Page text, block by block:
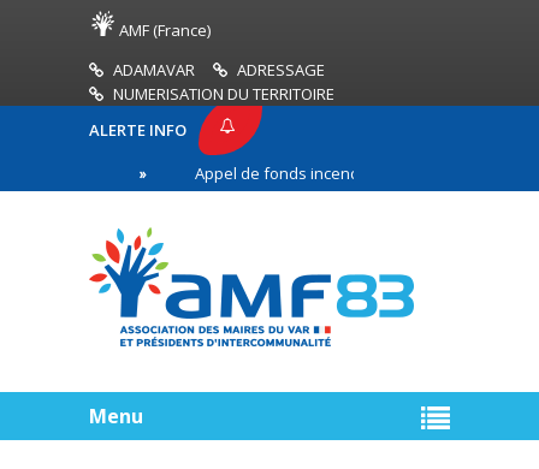
AMF (France)
ADAMAVAR
ADRESSAGE
NUMERISATION DU TERRITOIRE
ALERTE INFO
Appel de fonds incendies de forêt
ligne
Menu